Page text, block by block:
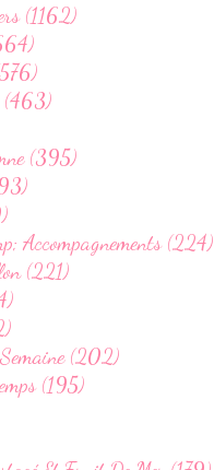
(1162)
(463)
(395)
Accompagnements (224)
(221)
(202)
(195)